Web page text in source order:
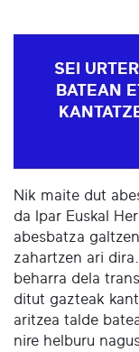
SEI
BATEAN
Nik maite dut
da Ipar Euskal
abesbatza
zahartzen ari
beharra dela
ditut gazteak
aritzea talde
nire helburu